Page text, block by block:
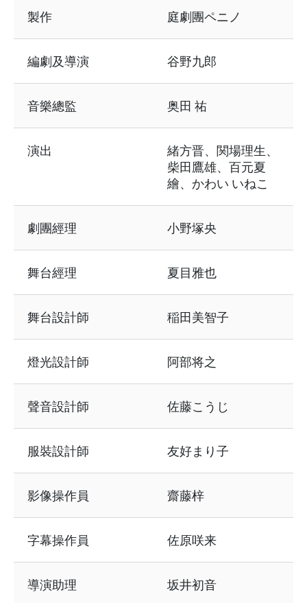
製作
庭劇團ペニノ
編劇及導演 谷野九郎
音樂總監 奥田 祐
演出
緒方晋、関場理生、
柴田鷹雄、百元夏
繪、かわい いねこ
劇團經理 小野塚央
舞台經理 夏目雅也
舞台設計師 稲田美智子
燈光設計師 阿部将之
聲音設計師 佐藤こうじ
服裝設計師 友好まり子
影像操作員 齋藤梓
字幕操作員 佐原咲来
導演助理 坂井初音